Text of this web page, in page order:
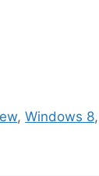
,Windows 8